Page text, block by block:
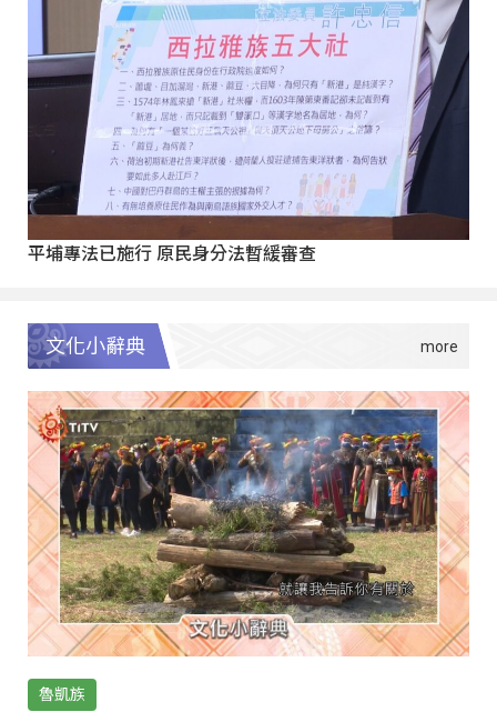
平埔專法已施行 原民身分法暫緩審查
文化小辭典
魯凱族